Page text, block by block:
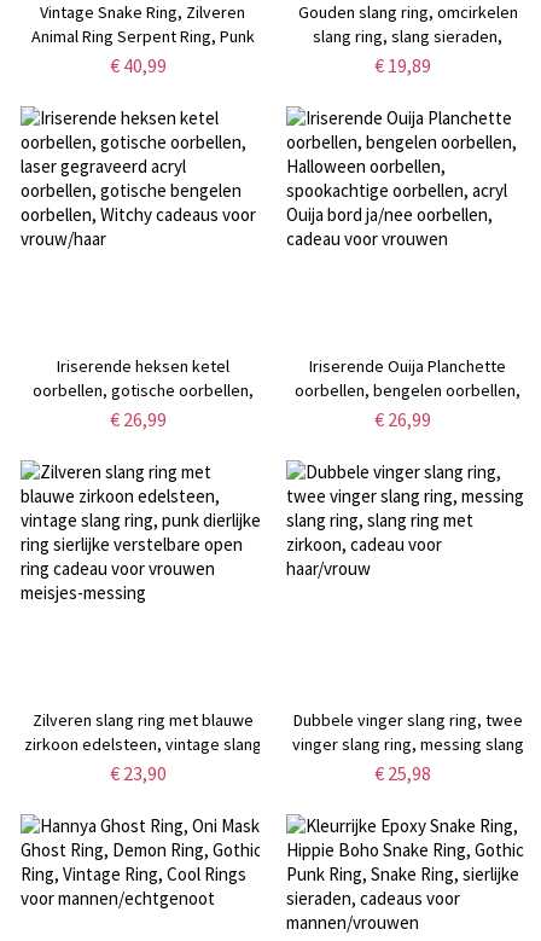
Vintage Snake Ring, Zilveren
Animal Ring Serpent Ring, Punk
Cool Snake Jewelry, Verstelbare
€ 40,99
Gouden slang ring, omcirkelen
slang ring, slang sieraden,
sierlijke ring voor vrouwen,
haar
€ 19,89
Iriserende heksen ketel
oorbellen, gotische oorbellen,
laser gegraveerd acryl
oorbellen, Witchy cadeaus voor
vrouw/haar
€ 26,99
Iriserende Ouija Planchette
oorbellen, bengelen oorbellen,
Halloween oorbellen,
Ouija bord ja/nee oorbellen,
cadeau voor vrouwen
€ 26,99
Zilveren slang ring met blauwe
zirkoon edelsteen, vintage slang
ring, punk dierlijke ring sierlijke
voor vrouwen meisjes-messing
€ 23,90
Dubbele vinger slang ring, twee
vinger slang ring, messing slang
ring, slang ring met zirkoon,
€ 25,98